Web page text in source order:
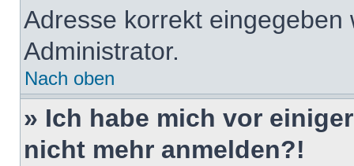
Adresse korrekt
Administrator.
Nach oben
» Ich habe mich vor
nicht mehr anmelden?!